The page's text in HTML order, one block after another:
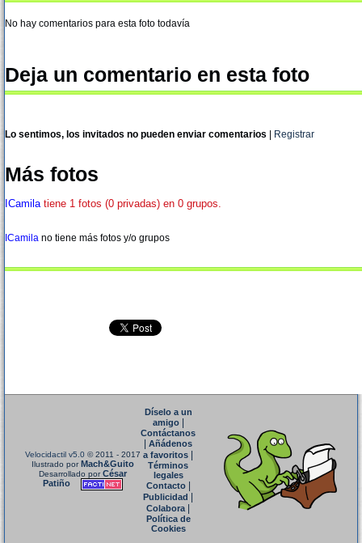
No hay comentarios para esta foto todavía
Deja un comentario en esta foto
Lo sentimos, los invitados no pueden enviar comentarios Registrar
Más fotos
ICamilatiene 1 fotos (0 privadas) en 0 grupos.
ICamila no tiene más fotos y/o grupos
Velocidactil v5.0 © 2011 - 2017
Ilustrado porMach&Guito
Desarrollado porCésar
Patiño
Díselo a un
amigo|
Contáctanos
Añádenos
a favoritos
Términos
legales
Contacto|
Publicidad
Colabora|
Política de
Cookies